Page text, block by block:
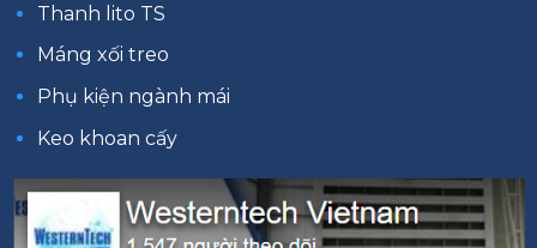
Thanh lito TS
Máng xối treo
Phụ kiện ngành mái
Keo khoan cấy